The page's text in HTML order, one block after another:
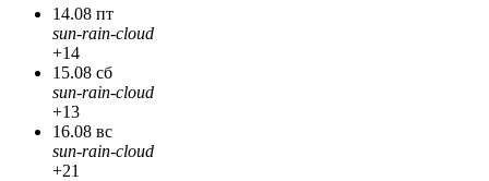
14.08 пт
sun-rain-cloud
+14
15.08 сб
sun-rain-cloud
+13
16.08 вс
sun-rain-cloud
+21